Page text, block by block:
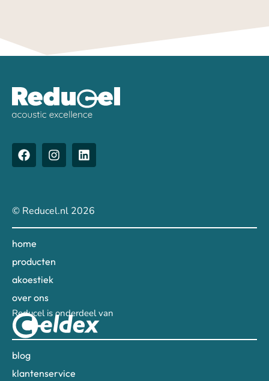
© Reducel.nl 2026
home
producten
akoestiek
over ons
Reducel is onderdeel van
blog
klantenservice